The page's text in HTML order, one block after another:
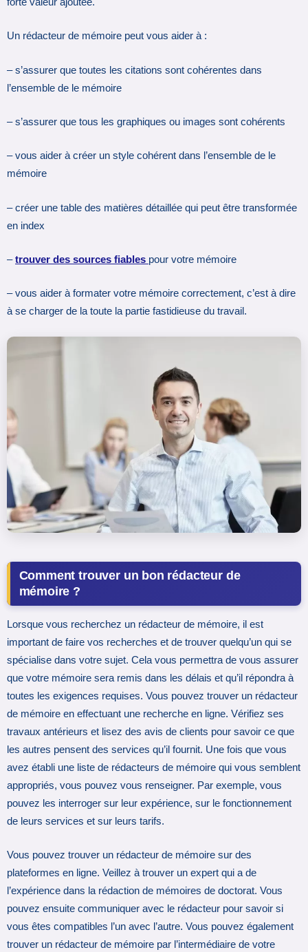
Un rédacteur de mémoire peut vous aider à :
– s’assurer que toutes les citations sont cohérentes dans
l’ensemble de le mémoire
– s’assurer que tous les graphiques ou images sont cohérents
– vous aider à créer un style cohérent dans l’ensemble de le
mémoire
– créer une table des matières détaillée qui peut être transformée
en index
–trouver des sources fiables pour votre mémoire
– vous aider à formater votre mémoire correctement, c’est à dire
à se charger de la toute la partie fastidieuse du travail.
Comment trouver un bon rédacteur de
mémoire ?
Lorsque vous recherchez un rédacteur de mémoire, il est
important de faire vos recherches et de trouver quelqu’un qui se
spécialise dans votre sujet. Cela vous permettra de vous assurer
que votre mémoire sera remis dans les délais et qu’il répondra à
toutes les exigences requises. Vous pouvez trouver un rédacteur
de mémoire en effectuant une recherche en ligne. Vérifiez ses
travaux antérieurs et lisez des avis de clients pour savoir ce que
les autres pensent des services qu’il fournit. Une fois que vous
avez établi une liste de rédacteurs de mémoire qui vous semblent
appropriés, vous pouvez vous renseigner. Par exemple, vous
pouvez les interroger sur leur expérience, sur le fonctionnement
de leurs services et sur leurs tarifs.
Vous pouvez trouver un rédacteur de mémoire sur des
plateformes en ligne. Veillez à trouver un expert qui a de
l’expérience dans la rédaction de mémoires de doctorat. Vous
pouvez ensuite communiquer avec le rédacteur pour savoir si
vous êtes compatibles l’un avec l’autre. Vous pouvez également
trouver un rédacteur de mémoire par l’intermédiaire de votre